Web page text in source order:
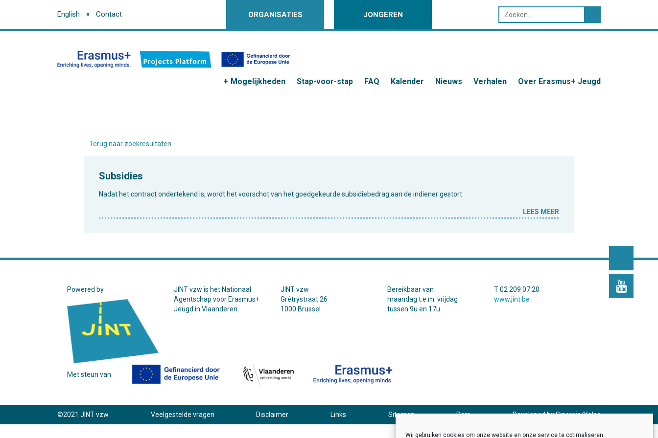
Wij gebruiken cookies om onze website en onze service te optimaliseren.
English Contact ORGANISATIES JONGEREN
Mogelijkheden Stap-voor-stap FAQ Kalender Nieuws Verhalen Over Erasmus+ Jeugd
Terug naar zoekresultaten
Subsidies
Nadat het contract ondertekend is, wordt het voorschot van het goedgekeurde subsidiebedrag aan de indiener gestort.
LEES MEER
Powered by
JINT vzw is het Nationaal
Agentschap voor Erasmus+
Jeugd in Vlaanderen.
JINT vzw
Grétrystraat 26
1000 Brussel
Bereikbaar van
maandag t.e.m. vrijdag
tussen 9u en 17u.
T 02 209 07 20
www.jint.be
Met steun van
©2021 JINT vzw Veelgestelde vragen Disclaimer Links Sitemap Pers Developed bySinergio/Kolos